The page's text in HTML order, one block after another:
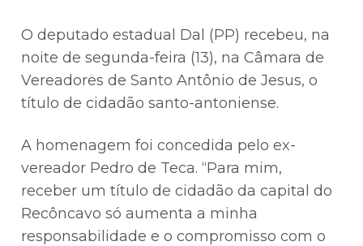
O deputado estadual Dal (PP) recebeu, na
noite de segunda-feira (13), na Câmara de
Vereadores de Santo Antônio de Jesus, o
título de cidadão santo-antoniense.
A homenagem foi concedida pelo ex-
vereador Pedro de Teca. “Para mim,
receber um título de cidadão da capital do
Recôncavo só aumenta a minha
responsabilidade e o compromisso com o